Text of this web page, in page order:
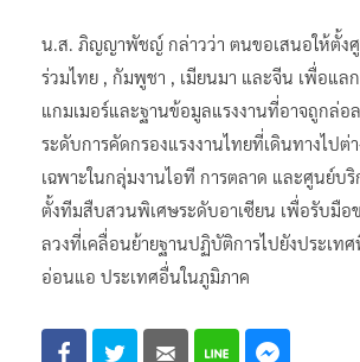
น.ส. ภิญญาพัชญ์ กล่าวว่า ตนขอเสนอให้ตั้ง
ร่วมไทย , กัมพูชา , เมียนมา และจีน เพื่อแล
แกมเมอร์และฐานข้อมูลแรงงานที่อาจถูกล่อ
ระดับการคัดกรองแรงงานไทยที่เดินทางไปต่
เฉพาะในกลุ่มงานไอที การตลาด และศูนย์บ
ตั้งทีมสืบสวนพิเศษระดับอาเซียน เพื่อรับมือ
ลวงที่เคลื่อนย้ายฐานปฏิบัติการไปยังประเท
อ่อนแอ ประเทศอื่นในภูมิภาค